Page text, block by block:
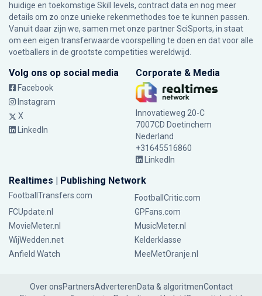
huidige en toekomstige Skill levels, contract data en nog meer
details om zo onze unieke rekenmethodes toe te kunnen passen.
Vanuit daar zijn we, samen met onze partner SciSports, in staat
om een eigen transferwaarde voorspelling te doen en dat voor alle
voetballers in de grootste competities wereldwijd.
Volg ons op social media
Facebook
Instagram
X
LinkedIn
Corporate & Media
Innovatieweg 20-C
7007CD Doetinchem
Nederland
+31645516860
LinkedIn
Realtimes | Publishing Network
FootballTransfers.com
FootballCritic.com
FCUpdate.nl
GPFans.com
MovieMeter.nl
MusicMeter.nl
WijWedden.net
Kelderklasse
Anfield Watch
MeeMetOranje.nl
Over onsPartnersAdverterenData & algoritmenContact